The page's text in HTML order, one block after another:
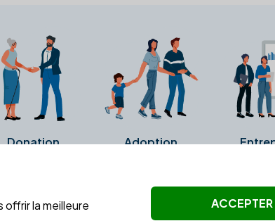
Donation Adoption
Ils n'ont ni été collectés ni été vérifiés par
la meilleure
ACCEPTER